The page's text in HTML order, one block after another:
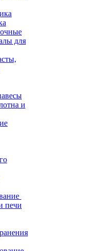
для
и
печи